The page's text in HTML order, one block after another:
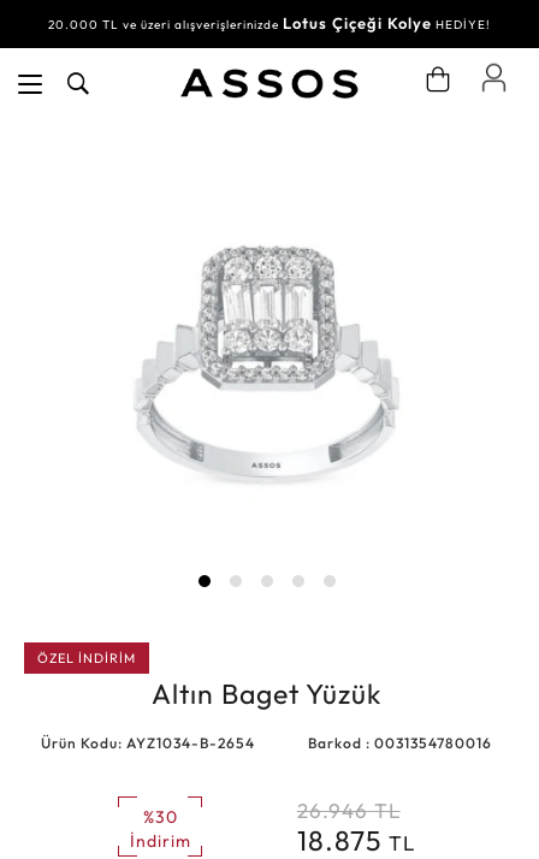
20.000 TL ve üzeri alışverişlerinizde Lotus Çiçeği Kolye HEDİYE!
ÖZEL İNDİRİM
Altın Baget Yüzük
Ürün Kodu: AYZ1034-B-2654 Barkod : 0031354780016
%30
İndirim
26.946 TL
18.875 TL